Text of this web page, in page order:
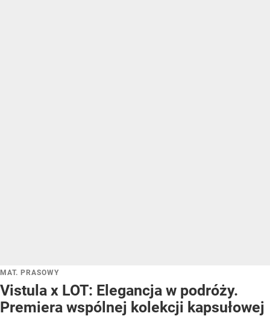
MAT. PRASOWY
Vistula x LOT: Elegancja w podróży.
Premiera wspólnej kolekcji kapsułowej